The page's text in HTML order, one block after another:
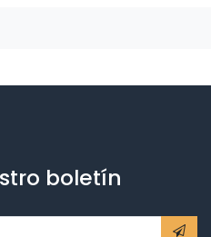
boletín